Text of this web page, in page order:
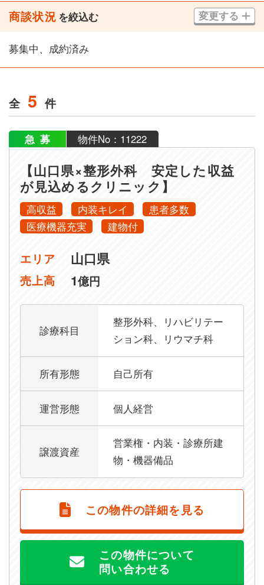
商談状況 を絞込む 変更する
募集中、成約済み
全 5 件
急募 物件No：11222
【山口県×整形外科 安定した収益
が見込めるクリニック】
高収益 内装キレイ
患者多数
医療機器充実
建物付
エリア 山口県
売上高 1億円
診療科目
整形外科、リハビリテー
ション科、リウマチ科
所有形態 自己所有
運営形態 個人経営
譲渡資産
営業権・内装・診療所建
物・機器備品
この物件の詳細を見る
この物件について
問い合わせる